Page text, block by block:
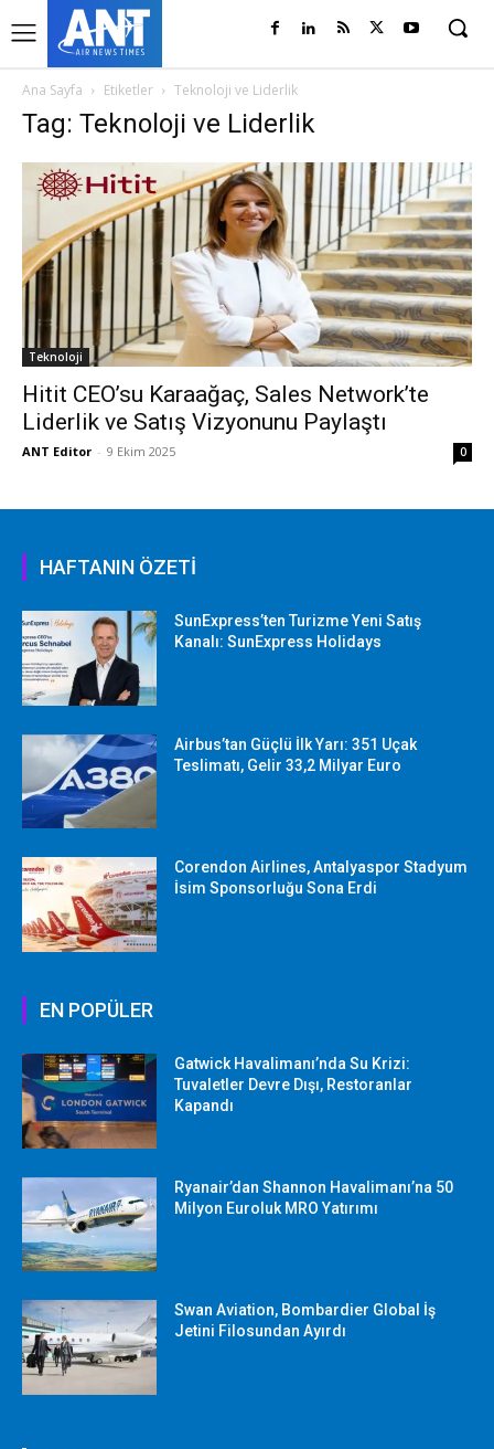
Ana Sayfa Etiketler Teknoloji ve Liderlik
Tag: Teknoloji ve Liderlik
Teknoloji
Hitit CEO’su Karaağaç, Sales Network’te
Liderlik ve Satış Vizyonunu Paylaştı
ANT Editor - 9 Ekim 2025 0
HAFTANIN ÖZETİ
SunExpress’ten Turizme Yeni Satış
Kanalı: SunExpress Holidays
Airbus’tan Güçlü İlk Yarı: 351 Uçak
Teslimatı, Gelir 33,2 Milyar Euro
Corendon Airlines, Antalyaspor Stadyum
İsim Sponsorluğu Sona Erdi
EN POPÜLER
Gatwick Havalimanı’nda Su Krizi:
Tuvaletler Devre Dışı, Restoranlar
Kapandı
Ryanair’dan Shannon Havalimanı’na 50
Milyon Euroluk MRO Yatırımı
Swan Aviation, Bombardier Global İş
Jetini Filosundan Ayırdı